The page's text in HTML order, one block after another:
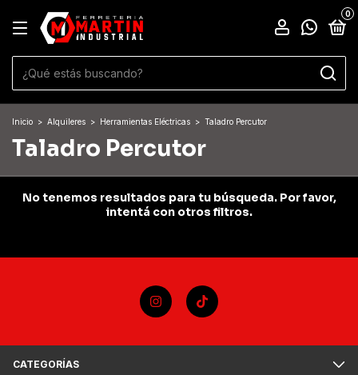
0
Inicio > Alquileres > Herramientas Eléctricas > Taladro Percutor
Taladro Percutor
No tenemos resultados para tu búsqueda. Por favor,
intentá con otros filtros.
CATEGORÍAS